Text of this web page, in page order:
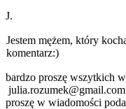
J.
Jestem mężem, który
komentarz:)
bardzo proszę wszytkich
julia.rozumek@gmail.com
proszę w wiadomości